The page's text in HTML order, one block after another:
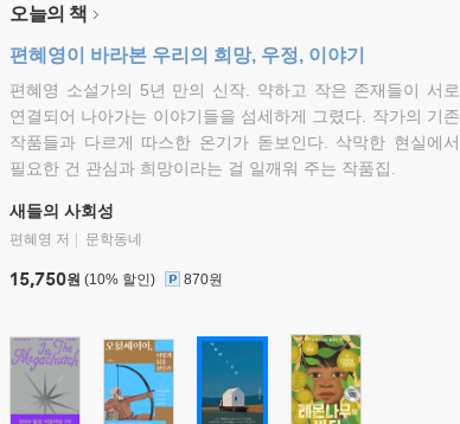
오늘의 책
편혜영이 바라본 우리의 희망, 우정, 이야기
편혜영 소설가의 5년 만의 신작. 약하고 작은 존재들이 서로
연결되어 나아가는 이야기들을 섬세하게 그렸다. 작가의 기존
작품들과 다르게 따스한 온기가 돋보인다. 삭막한 현실에서
필요한 건 관심과 희망이라는 걸 일깨워 주는 작품집.
새들의 사회성
편혜영 저 문학동네
15,750원 (10% 할인) 870원